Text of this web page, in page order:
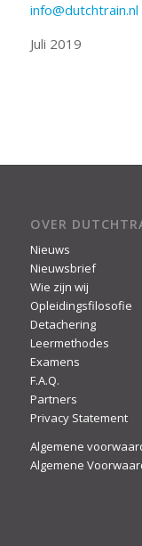
info@dutchtrain.nl
Juli 2019
OVER
Nieuws
Nieuwsbrief
Wie zijn wij
Opleidingsfilosofie
Detachering
Leermethodes
Examens
F.A.Q.
Partners
Privacy Statement
Algemene
Algemene